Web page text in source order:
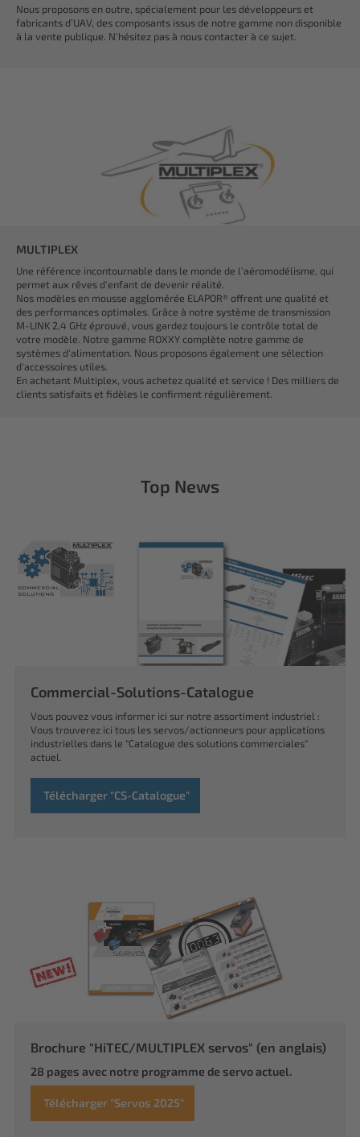
Nous proposons en outre, spécialement pour les développeurs et
fabricants d’UAV, des composants issus de notre gamme non disponible
à la vente publique. N’hésitez pas à nous contacter à ce sujet.
MULTIPLEX
Une référence incontournable dans le monde de l'aéromodélisme, qui
permet aux rêves d'enfant de devenir réalité.
Nos modèles en mousse agglomérée ELAPOR® offrent une qualité et
des performances optimales. Grâce à notre système de transmission
M-LINK 2,4 GHz éprouvé, vous gardez toujours le contrôle total de
votre modèle. Notre gamme ROXXY complète notre gamme de
systèmes d'alimentation. Nous proposons également une sélection
d'accessoires utiles.
En achetant Multiplex, vous achetez qualité et service ! Des milliers de
clients satisfaits et fidèles le confirment régulièrement.
Top News
Commercial-Solutions-Catalogue
Vous pouvez vous informer ici sur notre assortiment industriel :
Vous trouverez ici tous les servos/actionneurs pour applications
industrielles dans le "Catalogue des solutions commerciales"
actuel.
Télécharger "CS-Catalogue"
Brochure "HiTEC/MULTIPLEX servos" (en anglais)
28 pages avec notre programme de servo actuel.
Télécharger "Servos 2025"